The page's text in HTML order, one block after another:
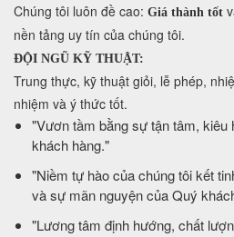
​Chúng tôi luôn đề cao: Giá thành tốt
nền tảng uy tín của chúng tôi.
ĐỘI NGŨ KỸ THUẬT:
Trung thực, kỹ thuật giỏi, lễ phép,
nhiệm và ý thức tốt.
​"Vươn tầm bằng sự tận tâm, kiêu
khách hàng."
​"Niềm tự hào của chúng tôi kết
và sự mãn nguyện của Quý
​"Lương tâm định hướng, chất